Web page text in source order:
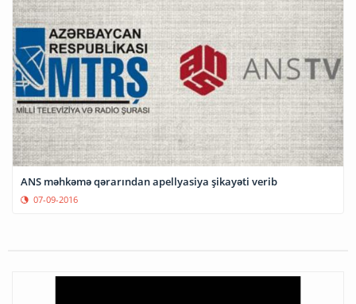
ANS məhkəmə qərarından apellyasiya şikayəti verib
07-09-2016